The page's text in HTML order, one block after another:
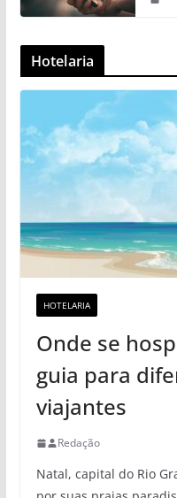
Hotelaria
HOTELARIA
Onde se
guia para
viajantes
Redação
Natal, capital do Rio